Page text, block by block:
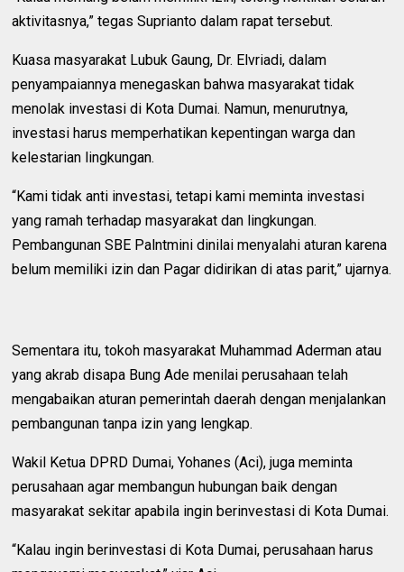
aktivitasnya,” tegas Suprianto dalam rapat tersebut.
Kuasa masyarakat Lubuk Gaung, Dr. Elvriadi, dalam
penyampaiannya menegaskan bahwa masyarakat tidak
menolak investasi di Kota Dumai. Namun, menurutnya,
investasi harus memperhatikan kepentingan warga dan
kelestarian lingkungan.
“Kami tidak anti investasi, tetapi kami meminta investasi
yang ramah terhadap masyarakat dan lingkungan.
Pembangunan SBE Palntmini dinilai menyalahi aturan karena
belum memiliki izin dan Pagar didirikan di atas parit,” ujarnya.
Sementara itu, tokoh masyarakat Muhammad Aderman atau
yang akrab disapa Bung Ade menilai perusahaan telah
mengabaikan aturan pemerintah daerah dengan menjalankan
pembangunan tanpa izin yang lengkap.
Wakil Ketua DPRD Dumai, Yohanes (Aci), juga meminta
perusahaan agar membangun hubungan baik dengan
masyarakat sekitar apabila ingin berinvestasi di Kota Dumai.
“Kalau ingin berinvestasi di Kota Dumai, perusahaan harus